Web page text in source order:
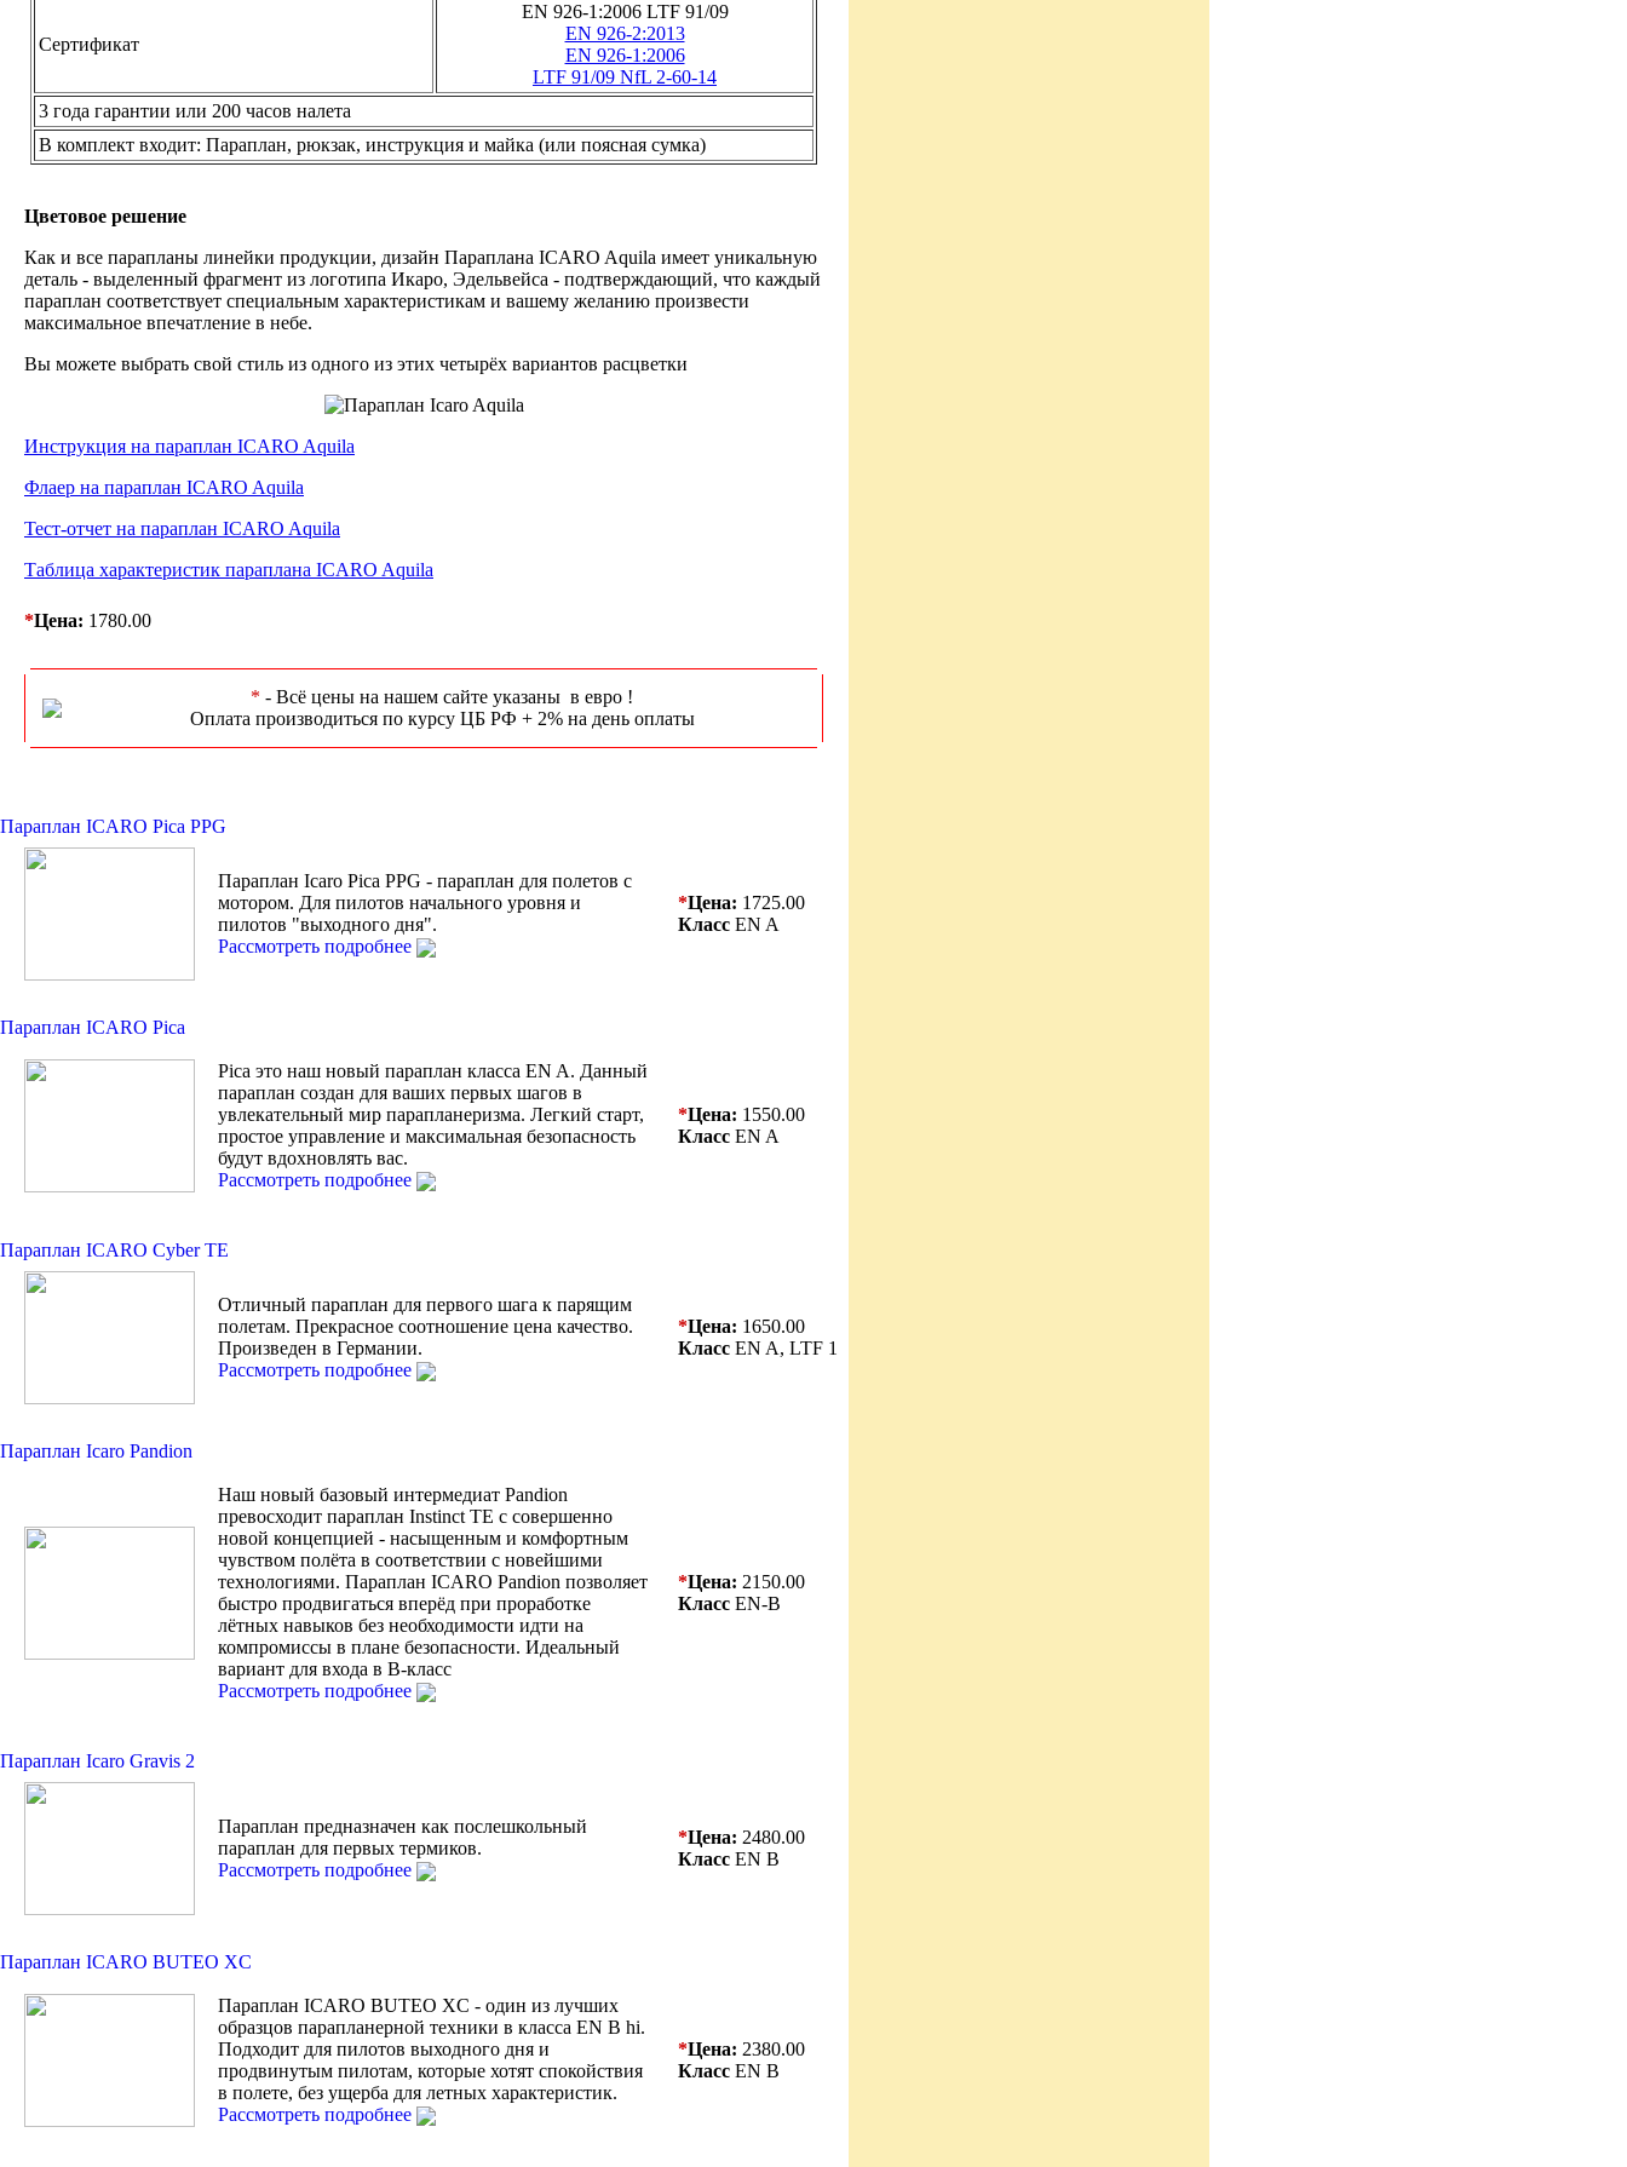
Сертификат
EN 926-1:2006 LTF 91/09
EN 926-2:2013
EN 926-1:2006
LTF 91/09 NfL 2-60-14
3 года гарантии или 200 часов налета
В комплект входит: Параплан, рюкзак, инструкция и майка (или поясная сумка)
Цветовое решение
Как и все парапланы линейки продукции, дизайн Параплана ICARO Aquila имеет уникальную
деталь - выделенный фрагмент из логотипа Икаро, Эдельвейса - подтверждающий, что каждый
параплан соответствует специальным характеристикам и вашему желанию произвести
максимальное впечатление в небе.
Вы можете выбрать свой стиль из одного из этих четырёх вариантов расцветки
Инструкция на параплан ICARO Aquila
Флаер на параплан ICARO Aquila
Тест-отчет на параплан ICARO Aquila
Таблица характеристик параплана ICARO Aquila
*Цена: 1780.00
* - Всё цены на нашем сайте указаны в евро !
Оплата производиться по курсу ЦБ РФ + 2% на день оплаты
Параплан ICARO Pica PPG
Параплан Icaro Pica PPG - параплан для полетов с
мотором. Для пилотов начального уровня и
пилотов "выходного дня".
Рассмотреть подробнее
*Цена: 1725.00
Класс EN A
Параплан ICARO Pica
Pica это наш новый параплан класса EN A. Данный
параплан создан для ваших первых шагов в
увлекательный мир парапланеризма. Легкий старт,
простое управление и максимальная безопасность
будут вдохновлять вас.
Рассмотреть подробнее
*Цена: 1550.00
Класс EN A
Параплан ICARO Cyber TE
Отличный параплан для первого шага к парящим
полетам. Прекрасное соотношение цена качество.
Произведен в Германии.
Рассмотреть подробнее
*Цена: 1650.00
Класс EN A, LTF 1
Параплан Icaro Pandion
Наш новый базовый интермедиат Pandion
превосходит параплан Instinct TE с совершенно
новой концепцией - насыщенным и комфортным
чувством полёта в соответствии с новейшими
технологиями. Параплан ICARO Pandion позволяет
быстро продвигаться вперёд при проработке
лётных навыков без необходимости идти на
компромиссы в плане безопасности. Идеальный
вариант для входа в В-класс
Рассмотреть подробнее
*Цена: 2150.00
Класс EN-B
Параплан Icaro Gravis 2
Параплан предназначен как послешкольный
параплан для первых термиков.
Рассмотреть подробнее
*Цена: 2480.00
Класс EN B
Параплан ICARO BUTEO XC
Параплан ICARO BUTEO XC - один из лучших
образцов парапланерной техники в класса EN B hi.
Подходит для пилотов выходного дня и
продвинутым пилотам, которые хотят спокойствия
в полете, без ущерба для летных характеристик.
Рассмотреть подробнее
*Цена: 2380.00
Класс EN B